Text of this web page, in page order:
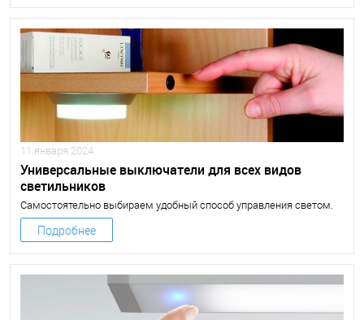
11 января 2024
Универсальные выключатели для всех видов
светильников
Самостоятельно выбираем удобный способ управления светом.
Подробнее